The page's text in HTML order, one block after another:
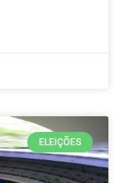
ELEIÇÕES